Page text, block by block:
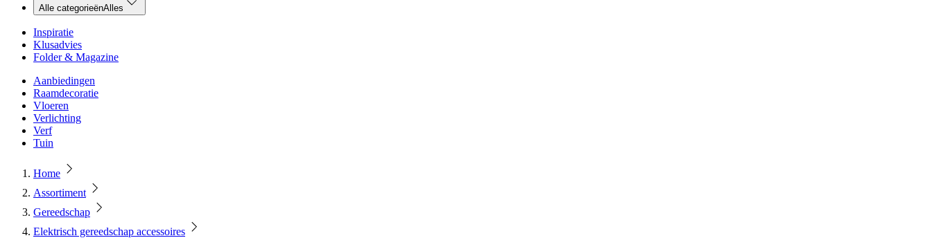
Alle categorieënAlles
Inspiratie
Klusadvies
Folder & Magazine
Aanbiedingen
Raamdecoratie
Vloeren
Verlichting
Verf
Tuin
Home
Assortiment
Gereedschap
Elektrisch gereedschap accessoires